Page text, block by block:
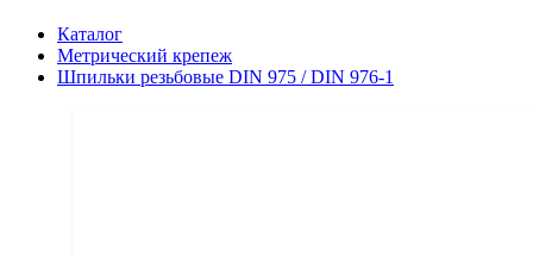
Каталог
Метрический крепеж
Шпильки резьбовые DIN 975 / DIN 976-1